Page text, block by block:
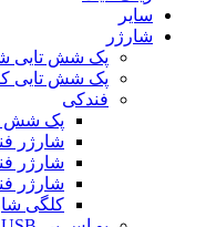
سایر
شارژر
پک شش تایی
پک شش تایی
فندکی
پک شش
شارژر
شارژر
شارژر
کلگی